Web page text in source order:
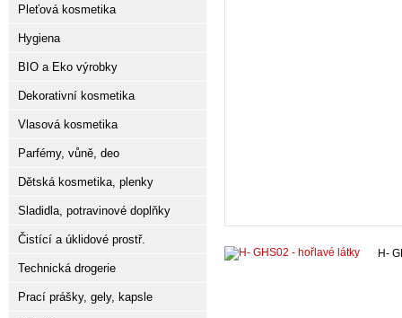
H-
Pleťová kosmetika
Hygiena
BIO a Eko výrobky
Dekorativní kosmetika
Vlasová kosmetika
Parfémy, vůně, deo
Dětská kosmetika, plenky
Sladidla, potravinové doplňky
Čistící a úklidové prostř.
Technická drogerie
Prací prášky, gely, kapsle